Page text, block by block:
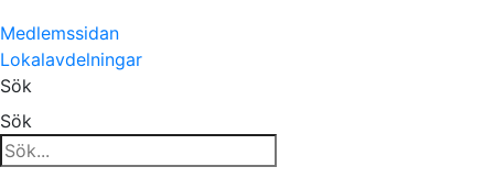
Medlemssidan
Lokalavdelningar
Sök
Sök